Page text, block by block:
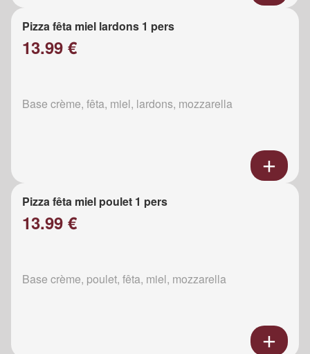
Pizza fêta miel lardons 1 pers
13.99 €
Base crème, fêta, miel, lardons, mozzarella
Pizza fêta miel poulet 1 pers
13.99 €
Base crème, poulet, fêta, miel, mozzarella